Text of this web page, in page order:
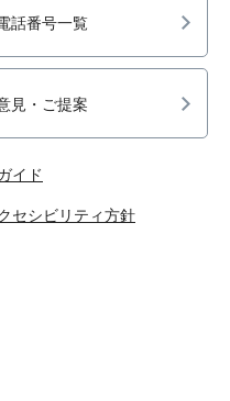
話番号一覧
見・ご提案
イド
セシビリティ方針